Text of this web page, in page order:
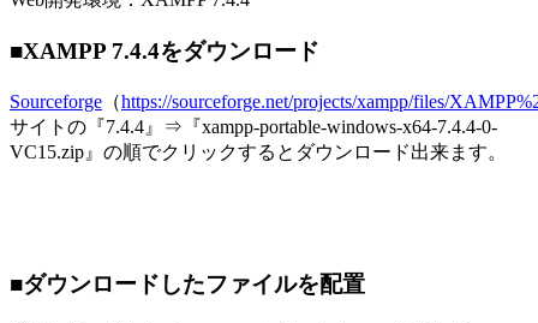
■XAMPP 7.4.4をダウンロード
Sourceforge （https://sourceforge.net/projects/xampp/files/
サイトの『7.4.4』⇒『xampp-portable-windows-x64-7.4.4-0-
VC15.zip』の順でクリックするとダウンロード出来ます。
■ダウンロードしたファイルを配置